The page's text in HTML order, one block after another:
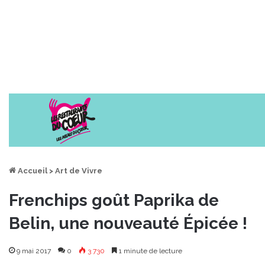
Accueil > Art de Vivre
Frenchips goût Paprika de
Belin, une nouveauté Épicée !
9 mai 2017 0 3 730 1 minute de lecture